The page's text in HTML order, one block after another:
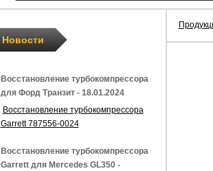
Новости
Восстановление турбокомпрессора
для Форд Транзит - 18.01.2024
Восстановление турбокомпрессора
Garrett 787556-0024
Восстановление турбокомпрессора
Garrett для Mercedes GL350 -